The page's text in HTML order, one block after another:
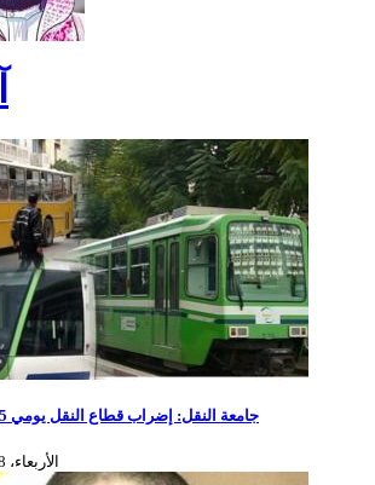
جامعة النقل: إضراب قطاع النقل يومي 25 و26 جانفي مازال قائما
الأربعاء، 28 ديسمبر، 2022 - 11:23